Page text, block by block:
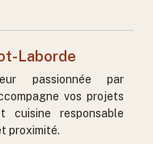
Laborde
passionnée par
vos projets
cuisine responsable
proximité.